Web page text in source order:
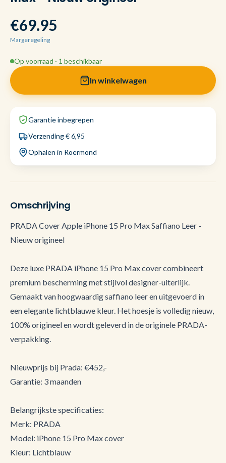
€69.95
Margeregeling
Op voorraad · 1 beschikbaar
In winkelwagen
Garantie inbegrepen
Verzending € 6,95
Ophalen in Roermond
Omschrijving
PRADA Cover Apple iPhone 15 Pro Max Saffiano Leer -
Nieuw origineel
Deze luxe PRADA iPhone 15 Pro Max cover combineert
premium bescherming met stijlvol designer-uiterlijk.
Gemaakt van hoogwaardig saffiano leer en uitgevoerd in
een elegante lichtblauwe kleur. Het hoesje is volledig nieuw,
100% origineel en wordt geleverd in de originele PRADA-
verpakking.
Nieuwprijs bij Prada: €452,-
Garantie: 3 maanden
Belangrijkste specificaties:
Merk: PRADA
Model: iPhone 15 Pro Max cover
Kleur: Lichtblauw